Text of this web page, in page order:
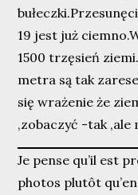
19 jest już
1500 trzęsień
metra są tak
się wrażenie że
,zobaczyć -tak ,ale
Je pense qu’il est
photos plutôt